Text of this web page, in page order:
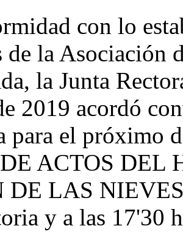
con lo
de la Asociación
la Junta
2019 acordó
para el próximo
ACTOS DEL
LAS NIEVES
y a las 17'30